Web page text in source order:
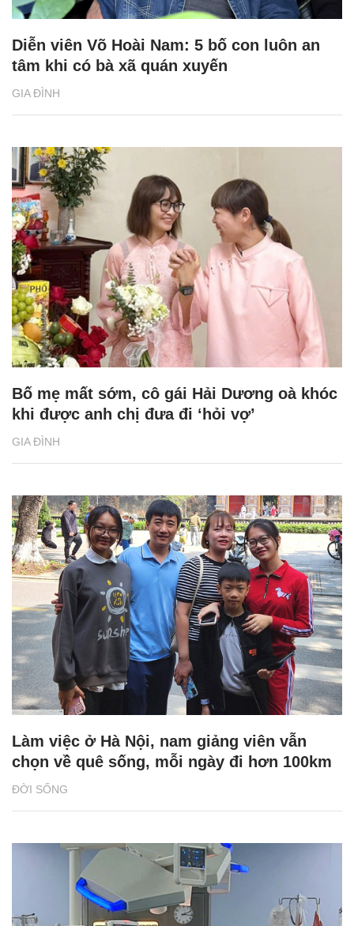
GIA ĐÌNH
Diễn viên Võ Hoài Nam: 5 bố con luôn an
tâm khi có bà xã quán xuyến
GIA ĐÌNH
Bố mẹ mất sớm, cô gái Hải Dương oà khóc
khi được anh chị đưa đi ‘hỏi vợ’
ĐỜI SỐNG
Làm việc ở Hà Nội, nam giảng viên vẫn
chọn về quê sống, mỗi ngày đi hơn 100km